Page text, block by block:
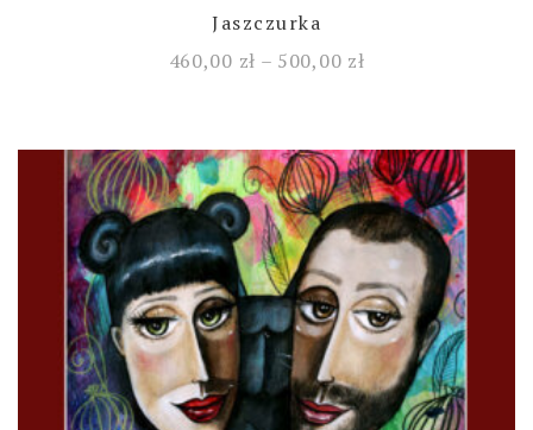
Jaszczurka
460,00 zł – 500,00 zł